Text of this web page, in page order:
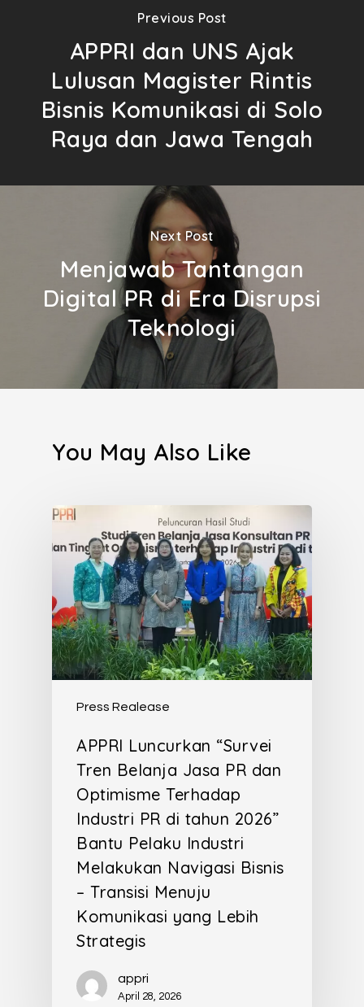
Previous Post
APPRI dan UNS Ajak
Lulusan Magister Rintis
Bisnis Komunikasi di Solo
Raya dan Jawa Tengah
Next Post
Menjawab Tantangan
Digital PR di Era Disrupsi
Teknologi
You May Also Like
Press Realease
APPRI Luncurkan “Survei
Tren Belanja Jasa PR dan
Optimisme Terhadap
Industri PR di tahun 2026”
Bantu Pelaku Industri
Melakukan Navigasi Bisnis
– Transisi Menuju
Komunikasi yang Lebih
Strategis
appri
April 28, 2026